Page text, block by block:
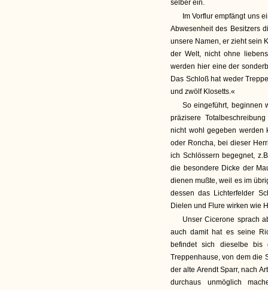
selber ein.
Im Vorflur empfängt uns
Abwesenheit des Besitzers
unsere Namen, er zieht sein
der Welt, nicht ohne
werden hier eine der
Das Schloß hat weder
und zwölf Klosetts.«
So eingeführt, beginnen
präzisere
nicht wohl gegeben werden
oder Roncha, bei dieser
ich Schlössern begegnet,
die besondere Dicke der
dienen mußte, weil es im
dessen das Lichterfelder
Dielen und Flure wirken wie
Unser Cicerone sprach
auch damit hat es seine
befindet sich dieselbe bis
Treppenhause, von dem die
der alte Arendt Sparr, nach
durchaus unmöglich